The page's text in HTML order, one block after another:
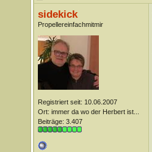
sidekick
Propellereinfachmitmir
Registriert seit: 10.06.2007
Ort: immer da wo der Herbert ist...
Beiträge: 3.407